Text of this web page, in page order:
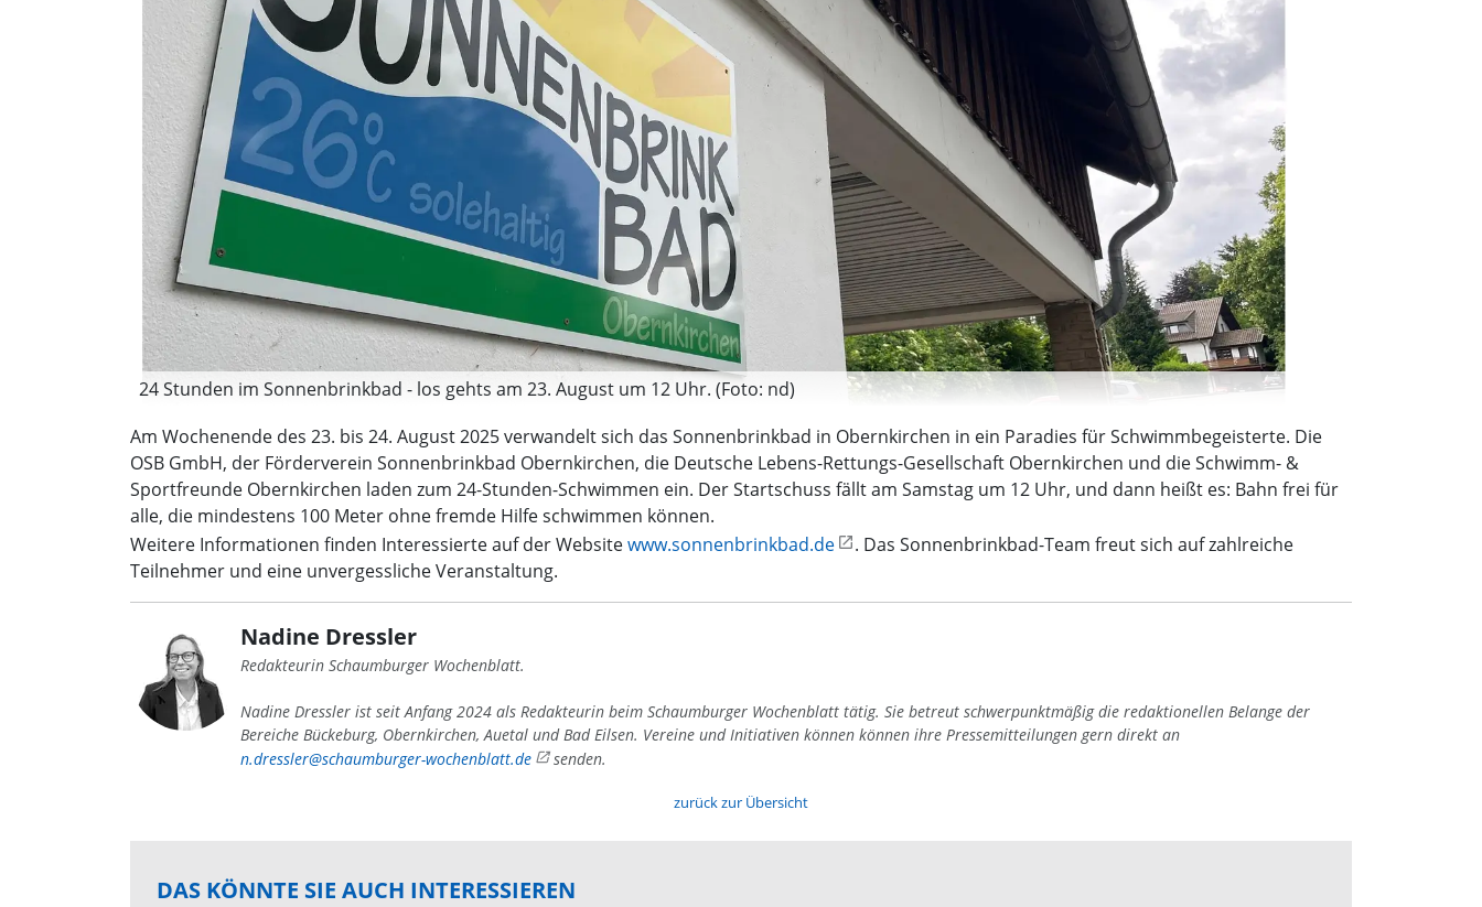
24 Stunden im Sonnenbrinkbad - los gehts am 23. August um 12 Uhr. (Foto: nd)
Am Wochenende des 23. bis 24. August 2025 verwandelt sich das Sonnenbrinkbad in Obernkirchen in ein Paradies für Schwimmbegeisterte. Die
OSB GmbH, der Förderverein Sonnenbrinkbad Obernkirchen, die Deutsche Lebens-Rettungs-Gesellschaft Obernkirchen und die Schwimm- &
Sportfreunde Obernkirchen laden zum 24-Stunden-Schwimmen ein. Der Startschuss fällt am Samstag um 12 Uhr, und dann heißt es: Bahn frei für
alle, die mindestens 100 Meter ohne fremde Hilfe schwimmen können.
Weitere Informationen finden Interessierte auf der Websitewww.sonnenbrinkbad.de
. Das Sonnenbrinkbad-Team freut sich auf zahlreiche
Teilnehmer und eine unvergessliche Veranstaltung.
Nadine Dressler
Redakteurin Schaumburger Wochenblatt.
Nadine Dressler ist seit Anfang 2024 als Redakteurin beim Schaumburger Wochenblatt tätig. Sie betreut schwerpunktmäßig die redaktionellen Belange der
Bereiche Bückeburg, Obernkirchen, Auetal und Bad Eilsen. Vereine und Initiativen können können ihre Pressemitteilungen gern direkt an
n.dressler@schaumburger-wochenblatt.de
senden.
zurück zur Übersicht
DAS KÖNNTE SIE AUCH INTERESSIEREN